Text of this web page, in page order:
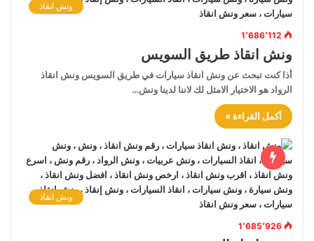
ونش انقاذ
1٬686٬112
ونش انقاذ طريق السويس
أذا كنت تبحث عن ونش انقاذ سيارات في طريق السويس ونش انقاذ
الرواد هو الاختيار الامثل لك لاننا لدينا ونش…
أكمل القراءة »
ونش انقاذ
1٬685٬926